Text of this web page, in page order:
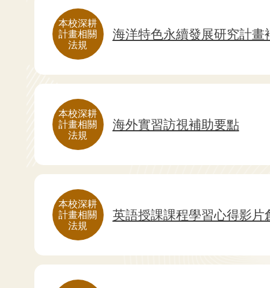
本校深耕
計畫相關
法規
海洋特色永續發展研究計畫
本校深耕
計畫相關
法規
海外實習訪視補助要點
本校深耕
計畫相關
法規
英語授課課程學習心得影片